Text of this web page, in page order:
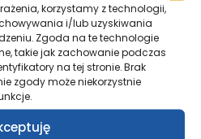
korzystamy z technologii,
i/lub uzyskiwania
Zgoda na te technologie
takie jak zachowanie podczas
na tej stronie. Brak
zgody może niekorzystnie
Festival
15:00-20:00,
stoiska w
wejściu od strony